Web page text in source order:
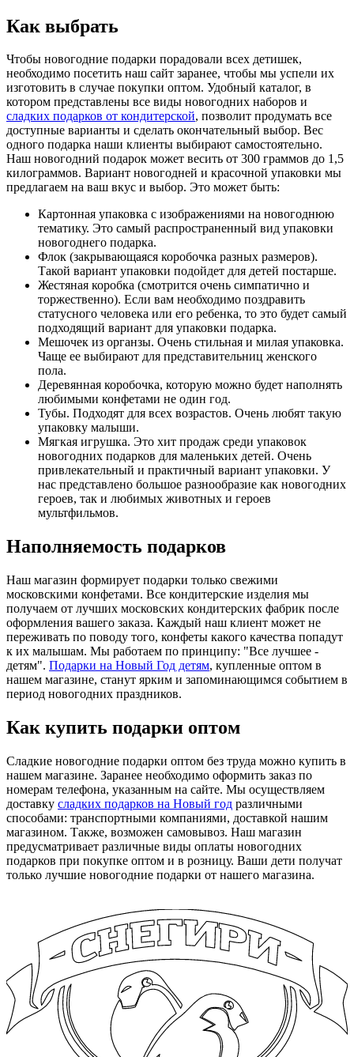
Как выбрать
Чтобы новогодние подарки порадовали всех детишек,
необходимо посетить наш сайт заранее, чтобы мы успели их
изготовить в случае покупки оптом. Удобный каталог, в
котором представлены все виды новогодних наборов и
сладких подарков от кондитерской, позволит продумать все
доступные варианты и сделать окончательный выбор. Вес
одного подарка наши клиенты выбирают самостоятельно.
Наш новогодний подарок может весить от 300 граммов до 1,5
килограммов. Вариант новогодней и красочной упаковки мы
предлагаем на ваш вкус и выбор. Это может быть:
Картонная упаковка с изображениями на новогоднюю
тематику. Это самый распространенный вид упаковки
новогоднего подарка.
Флок (закрывающаяся коробочка разных размеров).
Такой вариант упаковки подойдет для детей постарше.
Жестяная коробка (смотрится очень симпатично и
торжественно). Если вам необходимо поздравить
статусного человека или его ребенка, то это будет самый
подходящий вариант для упаковки подарка.
Мешочек из органзы. Очень стильная и милая упаковка.
Чаще ее выбирают для представительниц женского
пола.
Деревянная коробочка, которую можно будет наполнять
любимыми конфетами не один год.
Тубы. Подходят для всех возрастов. Очень любят такую
упаковку малыши.
Мягкая игрушка. Это хит продаж среди упаковок
новогодних подарков для маленьких детей. Очень
привлекательный и практичный вариант упаковки. У
нас представлено большое разнообразие как новогодних
героев, так и любимых животных и героев
мультфильмов.
Наполняемость подарков
Наш магазин формирует подарки только свежими
московскими конфетами. Все кондитерские изделия мы
получаем от лучших московских кондитерских фабрик после
оформления вашего заказа. Каждый наш клиент может не
переживать по поводу того, конфеты какого качества попадут
к их малышам. Мы работаем по принципу: "Все лучшее -
детям". Подарки на Новый Год детям, купленные оптом в
нашем магазине, станут ярким и запоминающимся событием в
период новогодних праздников.
Как купить подарки оптом
Сладкие новогодние подарки оптом без труда можно купить в
нашем магазине. Заранее необходимо оформить заказ по
номерам телефона, указанным на сайте. Мы осуществляем
доставку сладких подарков на Новый год различными
способами: транспортными компаниями, доставкой нашим
магазином. Также, возможен самовывоз. Наш магазин
предусматривает различные виды оплаты новогодних
подарков при покупке оптом и в розницу. Ваши дети получат
только лучшие новогодние подарки от нашего магазина.